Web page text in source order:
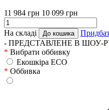
11 984 грн 10 099 грн
На складі До кошика
- ПРЕДСТАВЛЕНЕ В ШОУ-
* Вибрати оббивку
Екошкіра ECO
* Оббивка